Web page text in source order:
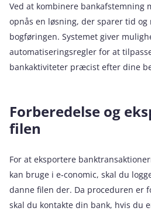
Ved at kombinere bankafstemning
opnås en løsning, der sparer tid
bogføringen. Systemet giver
automatiseringsregler for at
bankaktiviteter præcist efter dine
Forberedelse og
filen
For at eksportere
kan bruge i e‑conomic, skal du
danne filen der. Da proceduren er
skal du kontakte din bank, hvis du